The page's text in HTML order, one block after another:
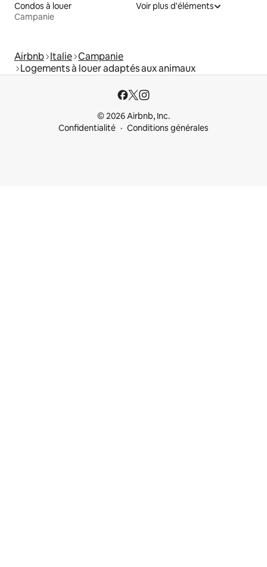
Condos à louer
Campanie
Voir plus d'éléments
Airbnb Italie Campanie
Logements à louer adaptés aux animaux
© 2026 Airbnb, Inc.
Confidentialité
Conditions générales